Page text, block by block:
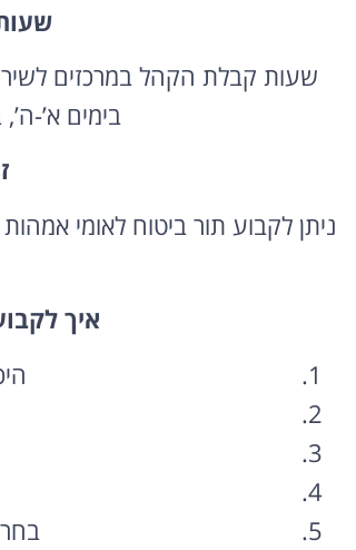
שעות קבלת הקהל במרכזים
בימים א’-ה’, בין השעות
ניתן לקבוע תור ביטוח לאומי
איך